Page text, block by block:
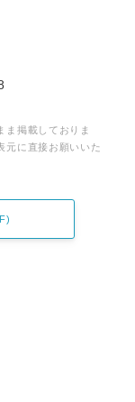
ま掲載しておりま
元に直接お願いいた